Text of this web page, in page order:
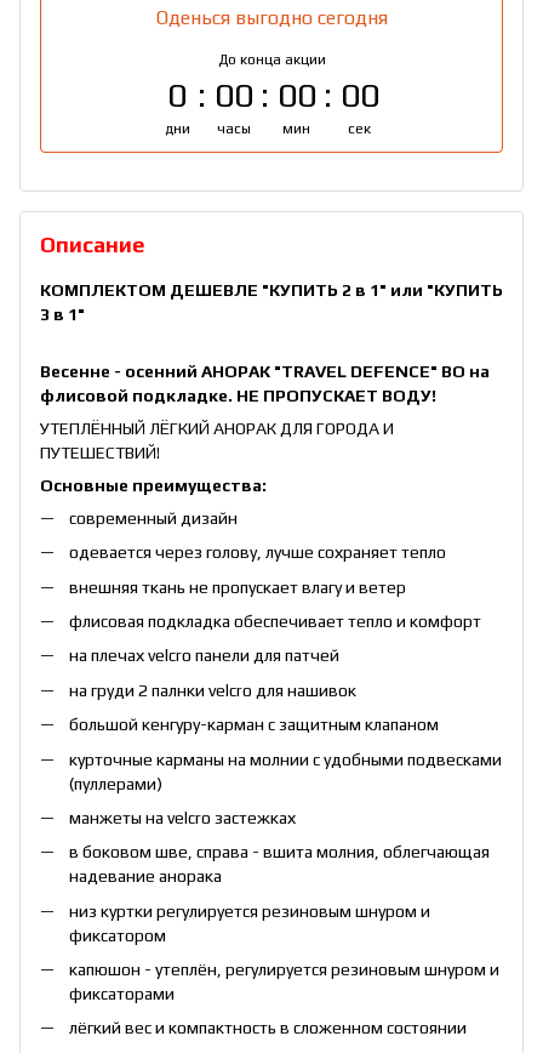
Оденься выгодно сегодня
До конца акции
0
дни
00
часы
00
мин
00
сек
Описание
КОМПЛЕКТОМ ДЕШЕВЛЕ "КУПИТЬ 2 в 1" или "КУПИТЬ
3 в 1"
Весенне - осенний АНОРАК "TRAVEL DEFENCE" ВО на
флисовой подкладке. НЕ ПРОПУСКАЕТ ВОДУ!
УТЕПЛЁННЫЙ ЛЁГКИЙ АНОРАК ДЛЯ ГОРОДА И
ПУТЕШЕСТВИЙ!
Основные преимущества:
современный дизайн
одевается через голову, лучше сохраняет тепло
внешняя ткань не пропускает влагу и ветер
флисовая подкладка обеспечивает тепло и комфорт
на плечах velcro панели для патчей
на груди 2 палнки velcro для нашивок
большой кенгуру-карман с защитным клапаном
курточные карманы на молнии с удобными подвесками
(пуллерами)
манжеты на velcro застежках
в боковом шве, справа - вшита молния, облегчающая
надевание анорака
низ куртки регулируется резиновым шнуром и
фиксатором
капюшон - утеплён, регулируется резиновым шнуром и
фиксаторами
лёгкий вес и компактность в сложенном состоянии